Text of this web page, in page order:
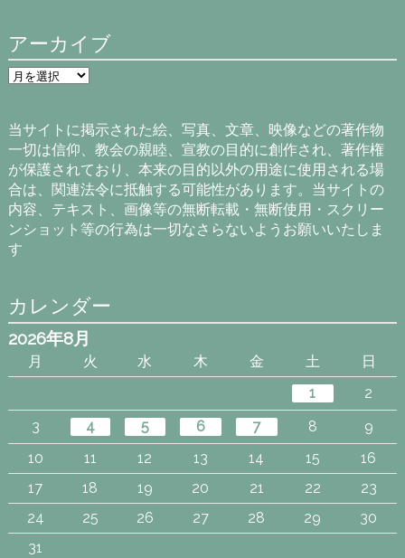
アーカイブ
ア
ー
ブ
当サイトに掲示された絵、写真、文章、映像などの著作物
一切は信仰、教会の親睦、宣教の目的に創作され、著作権
が保護されており、本来の目的以外の用途に使用される場
合は、関連法令に抵触する可能性があります。当サイトの
内容、テキスト、画像等の無断転載・無断使用・スクリー
ンショット等の行為は一切なさらないようお願いいたしま
す
カレンダー
2026年8月
月 火 水 木 金 土
日
1
2
3
4 5 6 7 8
9
10
11 12 13 14 15
16
17
18 19 20 21 22
23
24
25 26 27 28 29
30
31